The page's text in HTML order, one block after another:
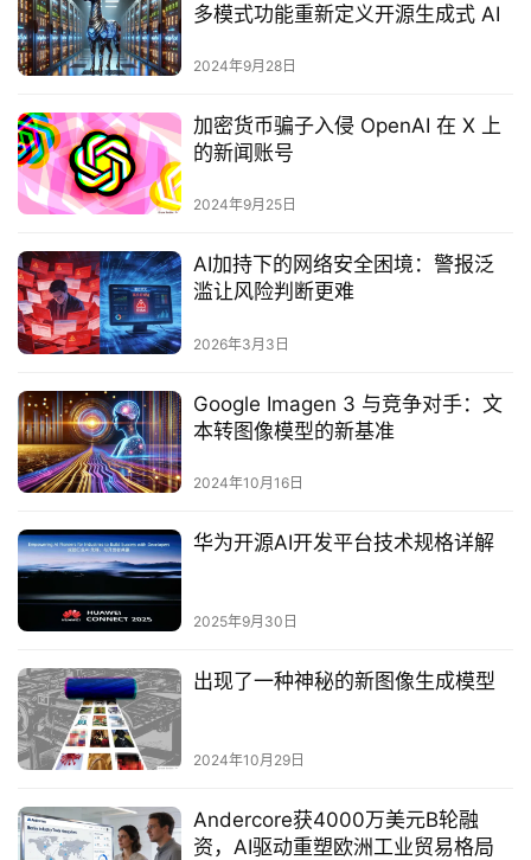
多模式功能重新定义开源生成式 AI
2024年9月28日
加密货币骗子入侵 OpenAI 在 X 上
的新闻账号
2024年9月25日
AI加持下的网络安全困境：警报泛
滥让风险判断更难
2026年3月3日
Google Imagen 3 与竞争对手：文
本转图像模型的新基准
2024年10月16日
华为开源AI开发平台技术规格详解‌
2025年9月30日
出现了一种神秘的新图像生成模型
2024年10月29日
Andercore获4000万美元B轮融
资，AI驱动重塑欧洲工业贸易格局